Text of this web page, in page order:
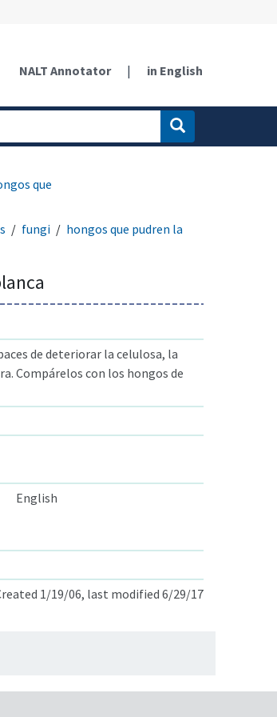
NALT Annotator | in English
que
fungi
hongos que pudren la
de deteriorar la celulosa, la
Compárelos con los hongos de
English
1/19/06, last modified 6/29/17